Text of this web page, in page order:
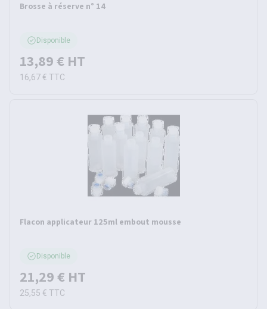
Brosse à réserve n° 14
Disponible
13,89 € HT
16,67 € TTC
Flacon applicateur 125ml embout mousse
Disponible
21,29 € HT
25,55 € TTC